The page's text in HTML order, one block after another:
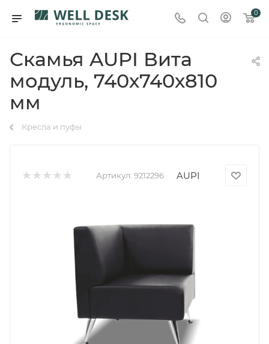
0
Скамья AUPI Вита
модуль, 740х740х810
мм
Кресла и пуфы
Артикул: 9212296 AUPI